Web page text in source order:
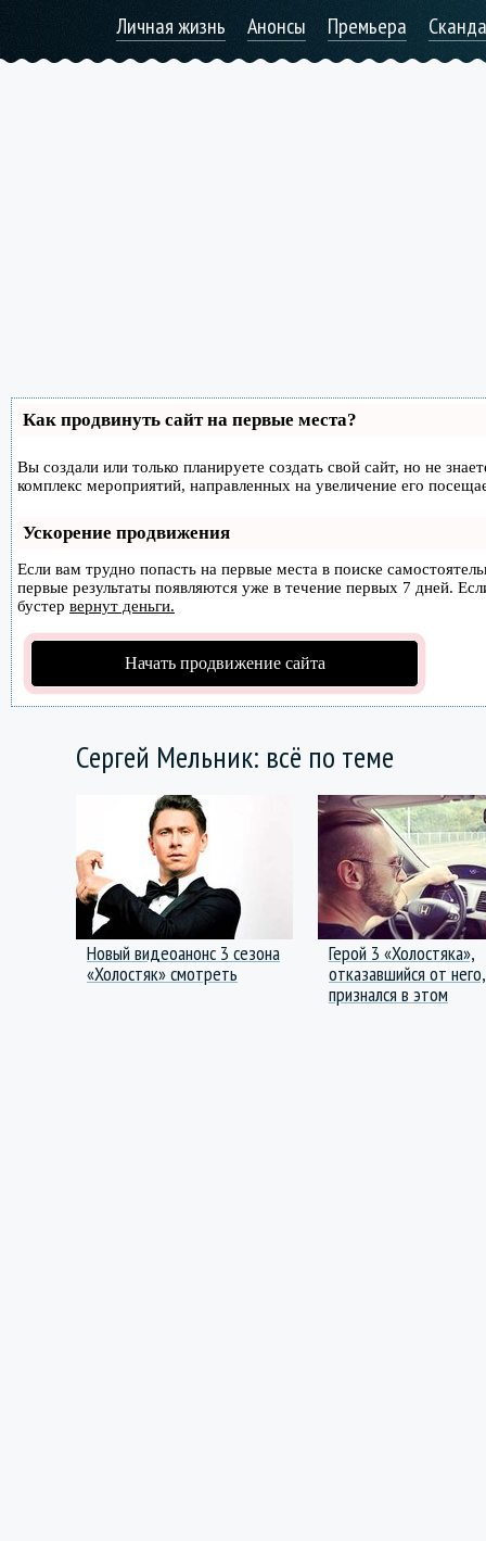
Личная жизнь Анонсы Премьера
Как продвинуть сайт на первые места?
Вы создали или только планируете создать свой сайт, но не
комплекс мероприятий, направленных на увеличение его
Ускорение продвижения
Если вам трудно попасть на первые места в поиске
первые результаты появляются уже в течение первых 7 дней.
бустер вернут деньги.
Начать продвижение сайта
Сергей Мельник: всё по теме
Новый видеоанонс 3 сезона
«Холостяк» смотреть
Герой 3 «Холостяка»,
отказавшийся от него,
признался в этом